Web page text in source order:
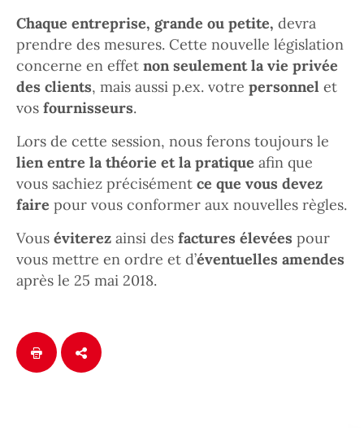
Chaque entreprise, grande ou petite, devra
prendre des mesures. Cette nouvelle législation
concerne en effet non seulement la vie privée
des clients, mais aussi p.ex. votre personnel et
vos fournisseurs.
Lors de cette session, nous ferons toujours le
lien entre la théorie et la pratique afin que
vous sachiez précisément ce que vous devez
faire pour vous conformer aux nouvelles règles.
Vous éviterez ainsi des factures élevées pour
vous mettre en ordre et d’éventuelles amendes
après le 25 mai 2018.